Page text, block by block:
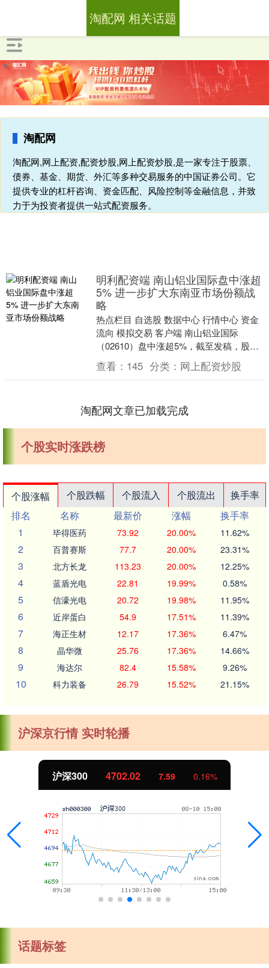
淘配网
淘配网,网上配资,配资炒股,网上配资炒股,是一家专注于股票、
债券、基金、期货、外汇等多种交易服务的中国证券公司。它
提供专业的杠杆咨询、资金匹配、风险控制等金融信息，并致
力于为投资者提供一站式配资服务。
淘配网 相关话题
明利配资端 南山铝业国际盘中涨超
5% 进一步扩大东南亚市场份额战
略
热点栏目 自选股 数据中心 行情中心 资金
流向 模拟交易 客户端 南山铝业国际
（02610）盘中涨超5%，截至发稿，股价
上涨2.52%，现报45.62港元明利配....
查看： 145 分类： 网上配资炒股
淘配网文章已加载完成
个股实时涨跌榜
个股涨幅 个股跌幅 个股流入 个股流出
换手率
排名
名称 最新价 涨幅
换手率
1
毕得医药 73.92 20.00% 11.62%
2 百普赛斯 77.7 20.00% 23.31%
3 北方长龙 113.23 20.00% 12.25%
4 蓝盾光电 22.81 19.99% 0.58%
5 信濠光电 20.72 19.98% 11.95%
6 近岸蛋白 54.9 17.51% 11.39%
7 海正生材 12.17 17.36% 6.47%
8 晶华微 25.76 17.36% 14.66%
9 海达尔 82.4 15.58% 9.26%
10 科力装备 26.79 15.52% 21.15%
沪深京行情 实时轮播
北证50 1122.88 -11.37 -1.00%
话题标签